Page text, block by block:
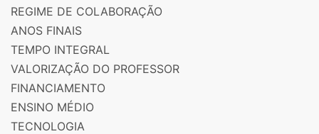
REGIME DE COLABORAÇÃO
ANOS FINAIS
TEMPO INTEGRAL
VALORIZAÇÃO DO PROFESSOR
FINANCIAMENTO
ENSINO MÉDIO
TECNOLOGIA